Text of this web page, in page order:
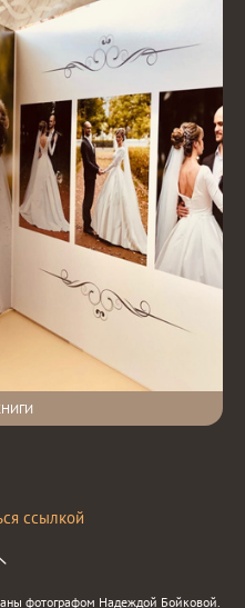
ссылкой
фотографом Надеждой Бойковой.